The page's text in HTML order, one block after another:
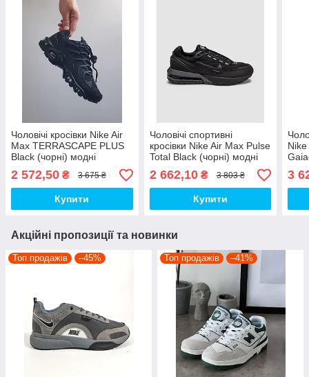
Чоловічі кросівки Nike Air
Max TERRASCAPE PLUS
Black (чорні) модні
повсякденні кроси 396
Найк топ
2 572,50 ₴ 3 675 ₴
Купити
Чоловічі спортивні
кросівки Nike Air Max Pulse
Total Black (чорні) модні
повсякденні кроси 01176
Найк топ
2 662,10₴ 3 803 ₴
Купити
3
Акційні пропозиції та новинки
Топ продажів –45% Топ продажів –41%